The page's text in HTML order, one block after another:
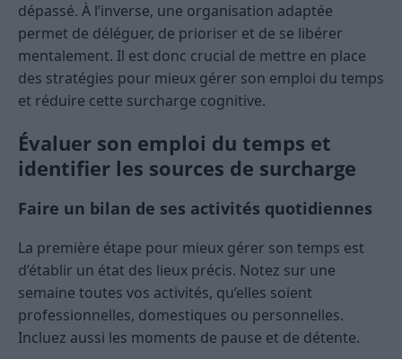
dépassé. À l’inverse, une organisation adaptée
permet de déléguer, de prioriser et de se libérer
mentalement. Il est donc crucial de mettre en place
des stratégies pour mieux gérer son emploi du temps
et réduire cette surcharge cognitive.
Évaluer son emploi du temps et
identifier les sources de surcharge
Faire un bilan de ses activités quotidiennes
La première étape pour mieux gérer son temps est
d’établir un état des lieux précis. Notez sur une
semaine toutes vos activités, qu’elles soient
professionnelles, domestiques ou personnelles.
Incluez aussi les moments de pause et de détente.